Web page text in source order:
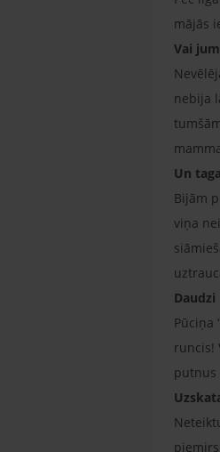
mājās
Vai
nebija
Un
Bijām
viņa
Pūciņa
runcis!
putnus